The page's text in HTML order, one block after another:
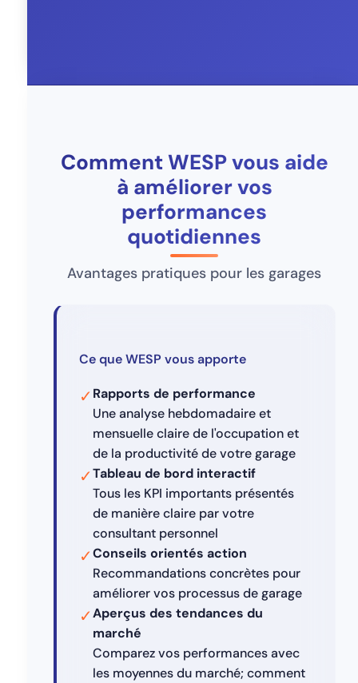
Comment WESP vous aide
à améliorer vos
performances
quotidiennes
Avantages pratiques pour les garages
Ce que WESP vous apporte
✓Rapports de performance
Une analyse hebdomadaire et
mensuelle claire de l'occupation et
de la productivité de votre garage
✓Tableau de bord interactif
Tous les KPI importants présentés
de manière claire par votre
consultant personnel
✓Conseils orientés action
Recommandations concrètes pour
améliorer vos processus de garage
✓Aperçus des tendances du
marché
Comparez vos performances avec
les moyennes du marché; comment